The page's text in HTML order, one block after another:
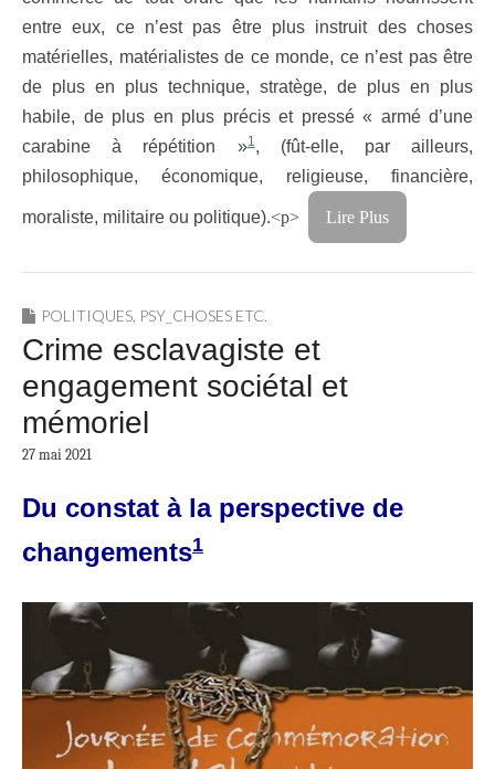
entre eux, ce n’est pas être plus instruit des choses
matérielles, matérialistes de ce monde, ce n’est pas être
de plus en plus technique, stratège, de plus en plus
habile, de plus en plus précis et pressé « armé d’une
carabine à répétition »1, (fût-elle, par ailleurs,
philosophique, économique, religieuse, financière,
moraliste, militaire ou politique).<p> Lire Plus
POLITIQUES, PSY_CHOSES ETC.
Crime esclavagiste et
engagement sociétal et
mémoriel
27 mai 2021
Du constat à la perspective de
changements1